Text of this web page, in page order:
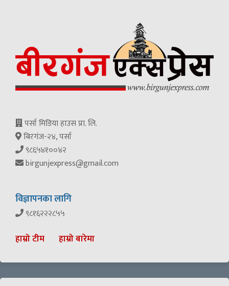
पर्सा मिडिया हाउस प्रा. लि.
बिरगंज-२४, पर्सा
९८६५४१००४२
birgunjexpress@gmail.com
विज्ञापनका लागि
९८१६२२२८५५
हाम्रो टीम हाम्रो बारेमा